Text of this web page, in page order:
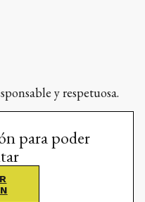
y respetuosa.
para poder